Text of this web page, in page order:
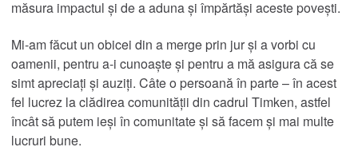
măsura impactul și de a aduna și împărtăși aceste povești.
Mi-am făcut un obicei din a merge prin jur și a vorbi cu
oamenii, pentru a-i cunoaște și pentru a mă asigura că se
simt apreciați și auziți. Câte o persoană în parte – în acest
fel lucrez la clădirea comunității din cadrul Timken, astfel
încât să putem ieși în comunitate și să facem și mai multe
lucruri bune.